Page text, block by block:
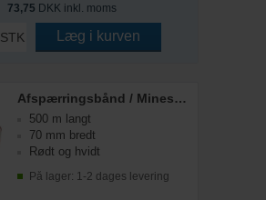
73,75 DKK inkl. moms
STK Læg i kurven
Afspærringsbånd / Minestrimmel
500 m langt
70 mm bredt
Rødt og hvidt
På lager: 1-2 dages levering